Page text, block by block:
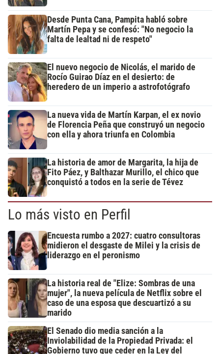
Desde Punta Cana, Pampita habló sobre
Martín Pepa y se confesó: "No negocio la
falta de lealtad ni de respeto"
El nuevo negocio de Nicolás, el marido de
Rocío Guirao Díaz en el desierto: de
heredero de un imperio a astrofotógrafo
La nueva vida de Martín Karpan, el ex novio
de Florencia Peña que construyó un negocio
con ella y ahora triunfa en Colombia
La historia de amor de Margarita, la hija de
Fito Páez, y Balthazar Murillo, el chico que
conquistó a todos en la serie de Tévez
Lo más visto en Perfil
Encuesta rumbo a 2027: cuatro consultoras
midieron el desgaste de Milei y la crisis de
liderazgo en el peronismo
La historia real de "Elize: Sombras de una
mujer", la nueva película de Netflix sobre el
caso de una esposa que descuartizó a su
marido
El Senado dio media sanción a la
Inviolabilidad de la Propiedad Privada: el
Gobierno tuvo que ceder en la Ley del